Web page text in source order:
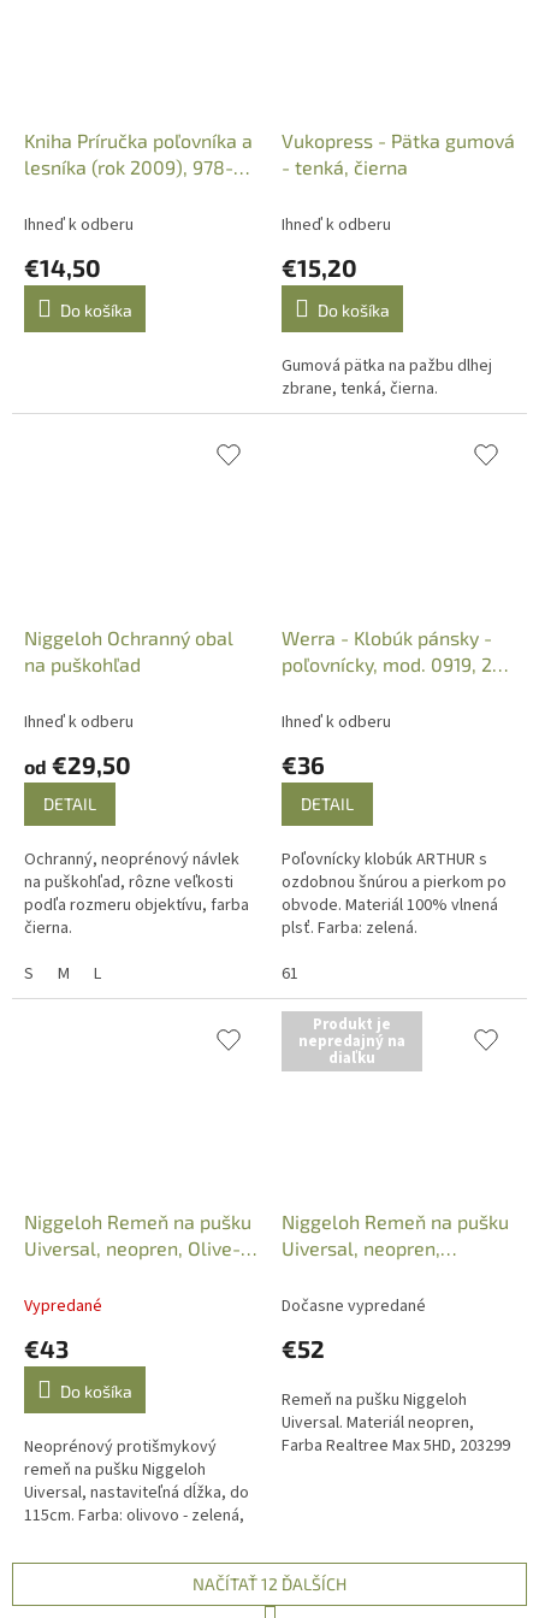
Kniha Príručka poľovníka a
lesníka (rok 2009), 978-
Ihneď k odberu
€14,50
Do košíka
Vukopress - Pätka gumová
- tenká, čierna
Ihneď k odberu
€15,20
Do košíka
Gumová pätka na pažbu dlhej
zbrane, tenká, čierna.
Niggeloh Ochranný obal
na puškohľad
Ihneď k odberu
od €29,50
DETAIL
Ochranný, neoprénový návlek
na puškohľad, rôzne veľkosti
podľa rozmeru objektívu, farba
čierna.
S
M L
Werra - Klobúk pánsky -
poľovnícky, mod. 0919, 2x
Ihneď k odberu
€36
DETAIL
Poľovnícky klobúk ARTHUR s
ozdobnou šnúrou a pierkom po
obvode. Materiál 100% vlnená
plsť. Farba: zelená.
61
Niggeloh Remeň na pušku
Uiversal, neopren, Olive-
Vypredané
€43
Do košíka
Neoprénový protišmykový
remeň na pušku Niggeloh
Uiversal, nastaviteľná dĺžka, do
115cm. Farba: olivovo - zelená,
Produkt je
nepredajný na
diaľku
Niggeloh Remeň na pušku
Uiversal, neopren,
203299
Dočasne vypredané
€52
Remeň na pušku Niggeloh
Uiversal. Materiál neopren,
Farba Realtree Max 5HD, 203299
NAČÍTAŤ 12 ĎALŠÍCH